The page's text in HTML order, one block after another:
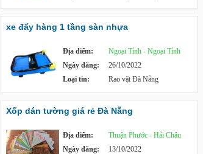
xe đẩy hàng 1 tầng sàn nhựa
Địa điểm:
Ngoại Tỉnh - Ngoại Tỉnh
Ngày đăng:
26/10/2022
Loại tin:
Rao vặt Đà Nẵng
Xốp dán tường giá rẻ Đà Nẵng
Địa điểm:
Thuận Phước - Hải Châu
Ngày đăng:
13/10/2022